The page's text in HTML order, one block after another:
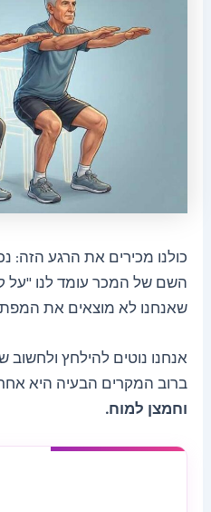
כולנו מכירים את הרגע הזה:
השם של המכר עומד לנו "על
שאנחנו לא מוצאים את
אנחנו נוטים להילחץ ולחשוב
ברוב המקרים הבעיה היא
וחמצן למוח.